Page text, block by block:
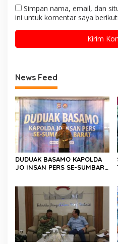
Simpan nama, email, dan
ini untuk komentar saya
News Feed
DUDUAK BASAMO KAPOLDA
JO INSAN PERS SE-SUMBAR,
Polri dan Media Demi
Kepentingan Masyarakat